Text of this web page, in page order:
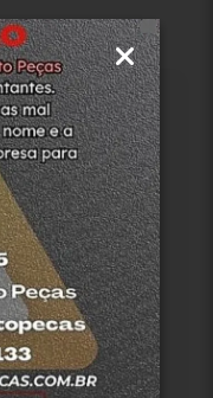
Chery
01
25
20
20
800
Chery QQ
2-4-9410